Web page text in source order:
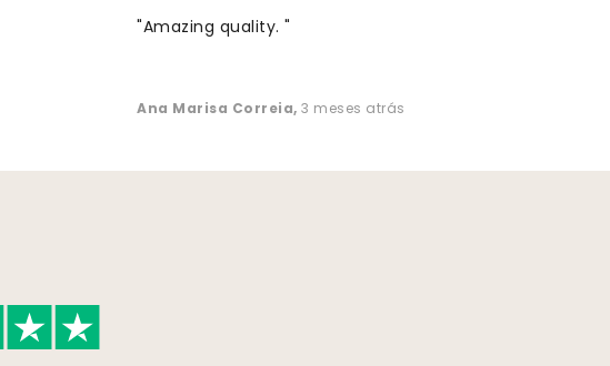
"Amazing quality. "
Ana Marisa Correia, 3 meses atrás